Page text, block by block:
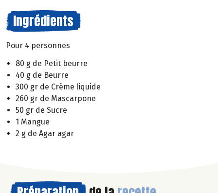
Ingrédients
Pour 4 personnes
80 g de Petit beurre
40 g de Beurre
300 gr de Crème liquide
260 gr de Mascarpone
50 gr de Sucre
1 Mangue
2 g de Agar agar